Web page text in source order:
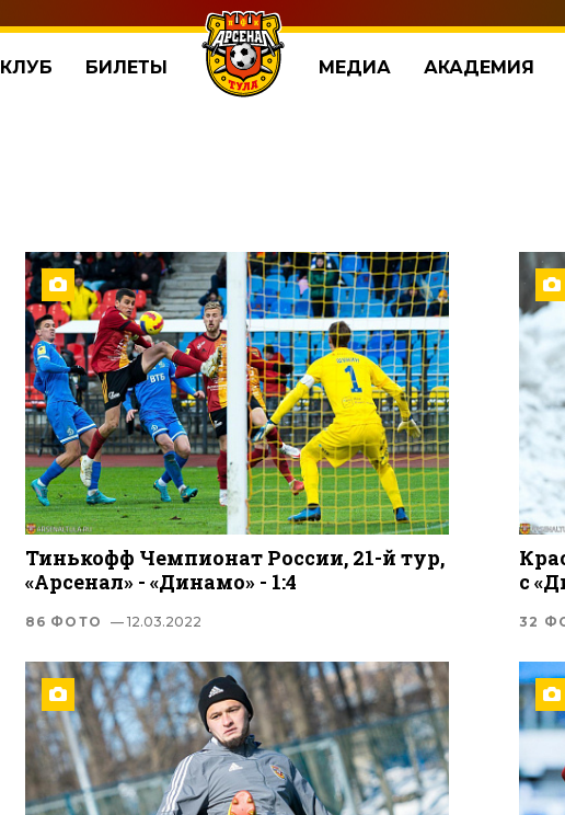
КЛУБ БИЛЕТЫ МЕДИА АКАДЕМИЯ
Тинькофф Чемпионат России, 21-й тур,
«Арсенал» - «Динамо» - 1:4
86 ФОТО — 12.03.2022
с
32